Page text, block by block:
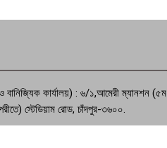
ও বানিজ্যিক কার্যালয়) : ৬/১,আমেরী ম্যানশন (৫ম
স্টেডিয়াম রোড, চাঁদপুর-৩৬০০.